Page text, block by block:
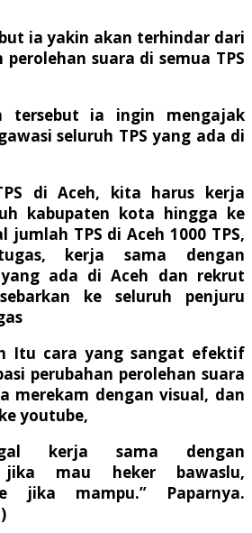
ia yakin akan terhindar dari
suara di semua TPS
tersebut ia ingin mengajak
seluruh TPS yang ada di
di Aceh, kita harus kerja
kabupaten kota hingga ke
TPS di Aceh 1000 TPS,
kerja sama dengan
ada di Aceh dan rekrut
ke seluruh penjuru
Itu cara yang sangat efektif
perubahan perolehan suara
merekam dengan visual, dan
youtube,
kerja sama dengan
jika mau heker bawaslu,
jika mampu.” Paparnya.
)